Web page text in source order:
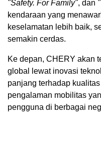
"Safety. For Family", dan
kendaraan yang
keselamatan lebih baik,
semakin cerdas.
Ke depan, CHERY akan
global lewat inovasi
panjang terhadap
pengalaman mobilitas
pengguna di berbagai